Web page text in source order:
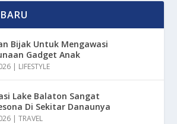
Bijak Untuk Mengawasi
Gadget Anak
| LIFESTYLE
Lake Balaton Sangat
Di Sekitar Danaunya
|TRAVEL